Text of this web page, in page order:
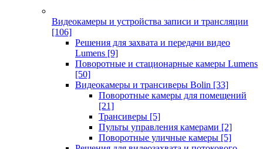
Видеокамеры и устройства записи и трансляции
[106]
Решения для захвата и передачи видео
Lumens [9]
Поворотные и стационарные камеры Lumens
[50]
Видеокамеры и трансиверы Bolin [33]
Поворотные камеры для помещений
[21]
Трансиверы [5]
Пульты управления камерами [2]
Поворотные уличные камеры [5]